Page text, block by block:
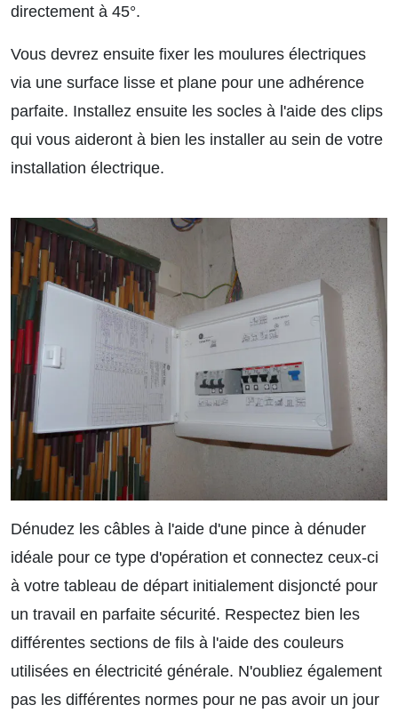
directement à 45°.
Vous devrez ensuite fixer les moulures électriques
via une surface lisse et plane pour une adhérence
parfaite. Installez ensuite les socles à l'aide des clips
qui vous aideront à bien les installer au sein de votre
installation électrique.
Dénudez les câbles à l'aide d'une pince à dénuder
idéale pour ce type d'opération et connectez ceux-ci
à votre tableau de départ initialement disjoncté pour
un travail en parfaite sécurité. Respectez bien les
différentes sections de fils à l'aide des couleurs
utilisées en électricité générale. N'oubliez également
pas les différentes normes pour ne pas avoir un jour